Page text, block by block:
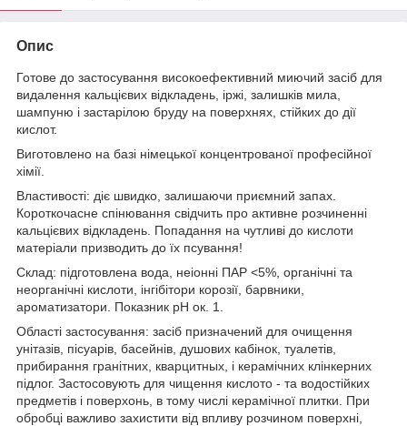
Опис
Готове до застосування високоефективний миючий засіб для
видалення кальцієвих відкладень, іржі, залишків мила,
шампуню і застарілою бруду на поверхнях, стійких до дії
кислот.
Виготовлено на базі німецької концентрованої професійної
хімії.
Властивості: діє швидко, залишаючи приємний запах.
Короткочасне спінювання свідчить про активне розчиненні
кальцієвих відкладень. Попадання на чутливі до кислоти
матеріали призводить до їх псування!
Склад: підготовлена вода, неіонні ПАР <5%, органічні та
неорганічні кислоти, інгібітори корозії, барвники,
ароматизатори. Показник рН ок. 1.
Області застосування: засіб призначений для очищення
унітазів, пісуарів, басейнів, душових кабінок, туалетів,
прибирання гранітних, кварцитных, і керамічних клінкерних
підлог. Застосовують для чищення кислото - та водостійких
предметів і поверхонь, в тому числі керамічної плитки. При
обробці важливо захистити від впливу розчином поверхні,